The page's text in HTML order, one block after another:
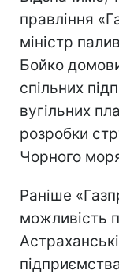
правління
міністр
Бойко
спільних
вугільних
розробки
Чорного
Раніше
можливість